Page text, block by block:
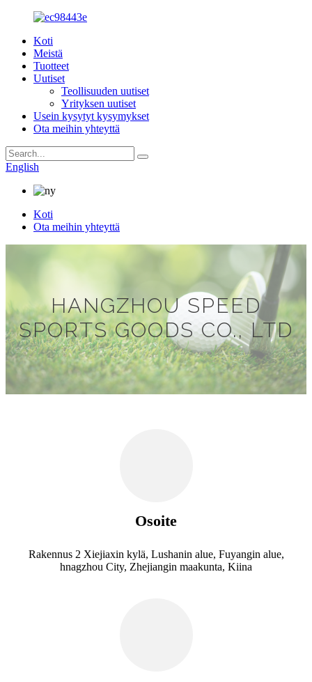
Koti
Meistä
Tuotteet
Uutiset
Teollisuuden uutiset
Yrityksen uutiset
Usein kysytyt kysymykset
Ota meihin yhteyttä
English
Koti
Ota meihin yhteyttä
HANGZHOU SPEED
SPORTS GOODS CO., LTD
Osoite
Rakennus 2 Xiejiaxin kylä, Lushanin alue, Fuyangin alue,
hnagzhou City, Zhejiangin maakunta, Kiina